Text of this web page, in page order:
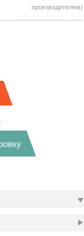
производителем)